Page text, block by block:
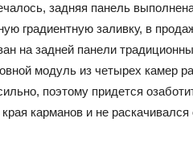
задняя панель
градиентную заливку, в
на задней панели
модуль из четырех камер
поэтому придется
карманов и не